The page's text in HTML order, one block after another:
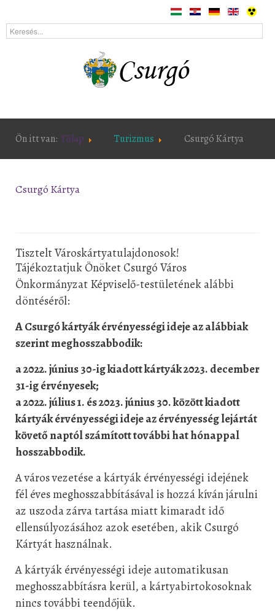
Ön itt van: Főlap Turizmus Csurgó Kártya
Csurgó Kártya
Tisztelt Városkártyatulajdonosok!
Tájékoztatjuk Önöket Csurgó Város
Önkormányzat Képviselő-testületének alábbi
döntéséről:
A Csurgó kártyák érvényességi ideje az alábbiak
szerint meghosszabbodik:
a 2022. június 30-ig kiadott kártyák 2023. december
31-ig érvényesek;
a 2022. július 1. és 2023. június 30. között kiadott
kártyák érvényességi ideje az érvényesség lejártát
követő naptól számított további hat hónappal
hosszabbodik.
A város vezetése a kártyák érvényességi idejének
fél éves meghosszabbításával is hozzá kíván járulni
az uszoda zárva tartása miatt kimaradt idő
ellensúlyozásához azok esetében, akik Csurgó
Kártyát használnak.
A kártyák érvényességi ideje automatikusan
meghosszabbításra kerül, a kártyabirtokosoknak
nincs további teendőjük.